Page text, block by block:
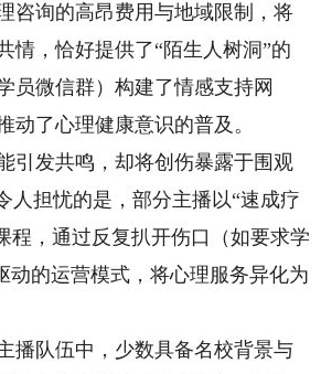
询的高昂费用与地域限制，将
情，恰好提供了“陌生人树洞”的
员微信群）构建了情感支持网
了心理健康意识的普及。
发共鸣，却将创伤暴露于围观
人担忧的是，部分主播以“速成疗
程，通过反复扒开伤口（如要求学
动的运营模式，将心理服务异化为
队伍中，少数具备名校背景与